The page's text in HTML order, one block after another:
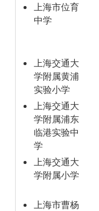
上海市位育
中学
上海交通大
学附属黄浦
实验小学
上海交通大
学附属浦东
临港实验中
学
上海交通大
学附属小学
上海市曹杨